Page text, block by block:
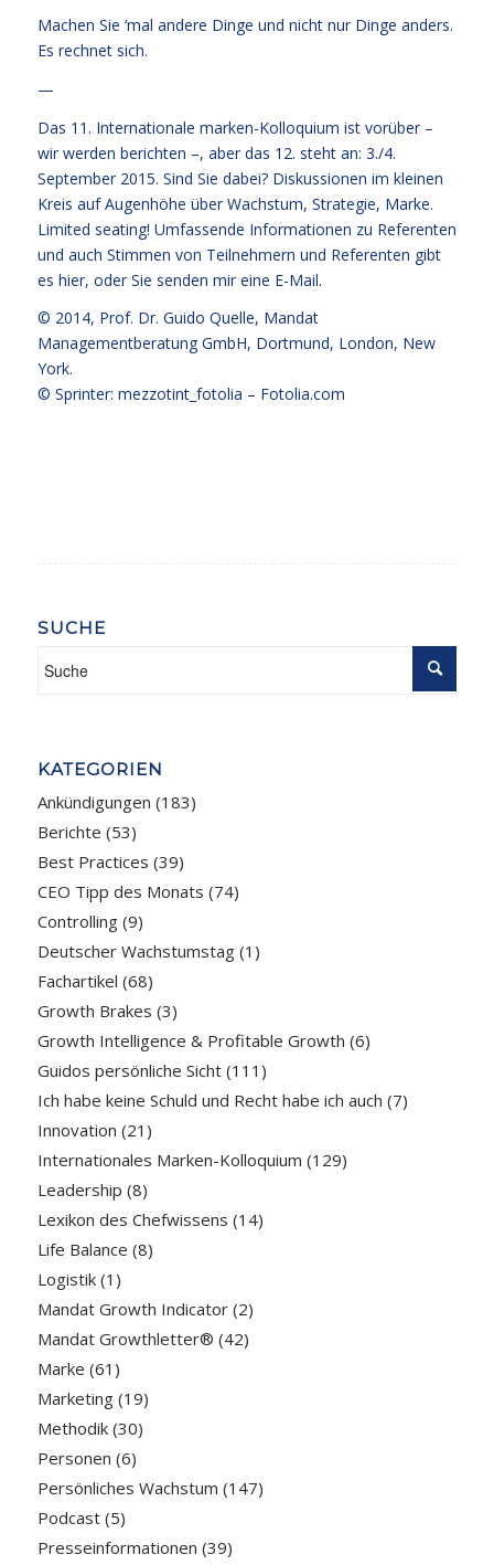
Machen Sie ‘mal andere Dinge und nicht nur Dinge anders.
Es rechnet sich.
—
Das 11. Internationale marken-Kolloquium ist vorüber –
wir werden berichten –, aber das 12. steht an: 3./4.
September 2015. Sind Sie dabei? Diskussionen im kleinen
Kreis auf Augenhöhe über Wachstum, Strategie, Marke.
Limited seating! Umfassende Informationen zu Referenten
und auch Stimmen von Teilnehmern und Referenten gibt
es hier, oder Sie senden mir eine E-Mail.
© 2014, Prof. Dr. Guido Quelle, Mandat
Managementberatung GmbH, Dortmund, London, New
York.
© Sprinter: mezzotint_fotolia – Fotolia.com
SUCHE
KATEGORIEN
Ankündigungen (183)
Berichte (53)
Best Practices (39)
CEO Tipp des Monats (74)
Controlling(9)
Deutscher Wachstumstag(1)
Fachartikel (68)
Growth Brakes (3)
Growth Intelligence & Profitable Growth (6)
Guidos persönliche Sicht(111)
Ich habe keine Schuld und Recht habe ich auch (7)
Innovation (21)
Internationales Marken-Kolloquium (129)
Leadership (8)
Lexikon des Chefwissens (14)
Life Balance (8)
Logistik(1)
Mandat Growth Indicator(2)
Mandat Growthletter® (42)
Marke (61)
Marketing(19)
Methodik(30)
Personen (6)
Persönliches Wachstum (147)
Podcast(5)
Presseinformationen (39)